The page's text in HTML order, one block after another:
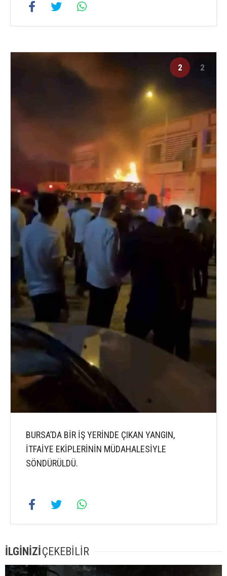
2 2
BURSA’DA BİR İŞ YERİNDE ÇIKAN YANGIN,
İTFAİYE EKİPLERİNİN MÜDAHALESİYLE
SÖNDÜRÜLDÜ.
İLGİNİZİÇEKEBİLİR